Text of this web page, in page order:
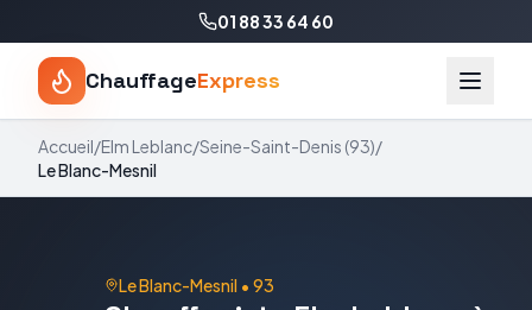
01 88 33 64 60
ChauffageExpress
Accueil/Elm Leblanc/Seine-Saint-Denis (93)/
Le Blanc-Mesnil
Le Blanc-Mesnil • 93